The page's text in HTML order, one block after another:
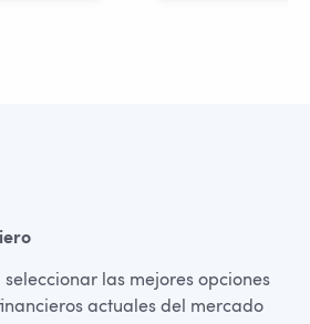
las mejores opciones
actuales del mercado